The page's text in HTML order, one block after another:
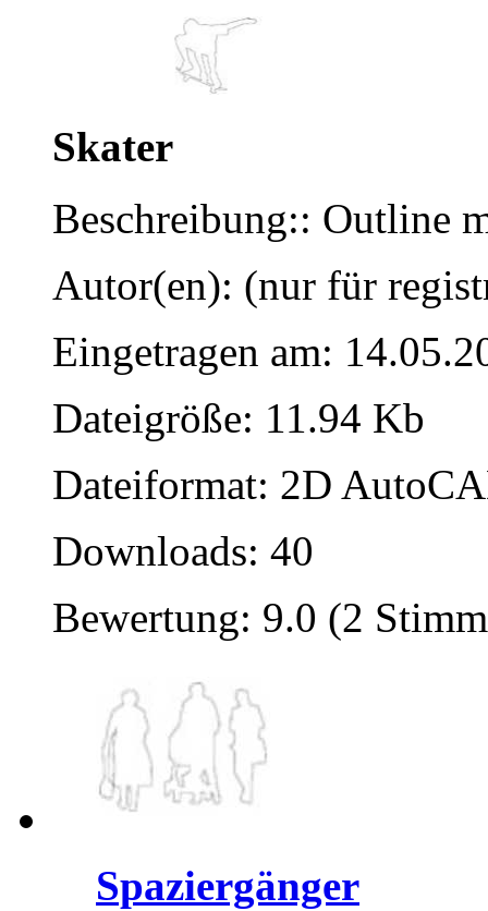
Skater
Beschreibung:: Outline
Autor(en): (nur für
Eingetragen am:
Dateigröße: 11.94 Kb
Dateiformat: 2D
Downloads: 40
Bewertung: 9.0 (2
Spaziergänger